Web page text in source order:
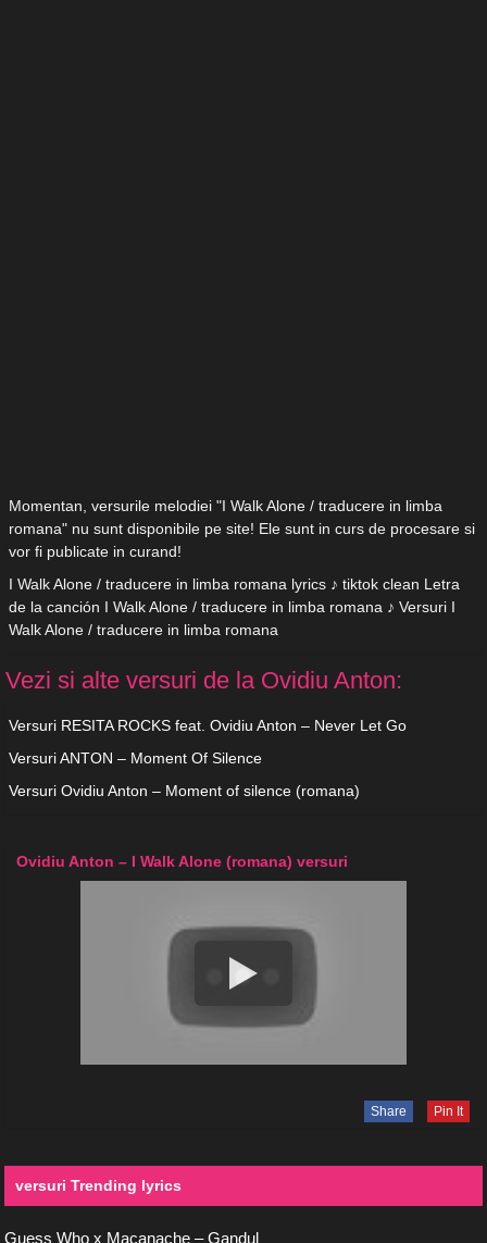
Momentan, versurile melodiei "I Walk Alone / traducere in limba
romana" nu sunt disponibile pe site! Ele sunt in curs de procesare si
vor fi publicate in curand!
I Walk Alone / traducere in limba romana lyrics ♪ tiktok clean Letra
de la canción I Walk Alone / traducere in limba romana ♪ Versuri I
Walk Alone / traducere in limba romana
Vezi si alte versuri de la Ovidiu Anton:
Versuri RESITA ROCKS feat. Ovidiu Anton – Never Let Go
Versuri ANTON – Moment Of Silence
Versuri Ovidiu Anton – Moment of silence (romana)
Ovidiu Anton – I Walk Alone (romana) versuri
Share Pin It
versuri Trending lyrics
Guess Who x Macanache – Gandul